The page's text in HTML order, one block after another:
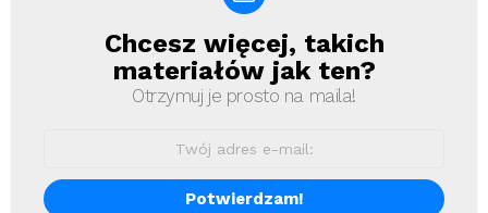
NewsletterChcesz więcej, takich
materiałów jak ten?
Otrzymuj je prosto na maila!